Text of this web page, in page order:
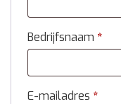
Bedrijfsnaam *
E-mailadres *